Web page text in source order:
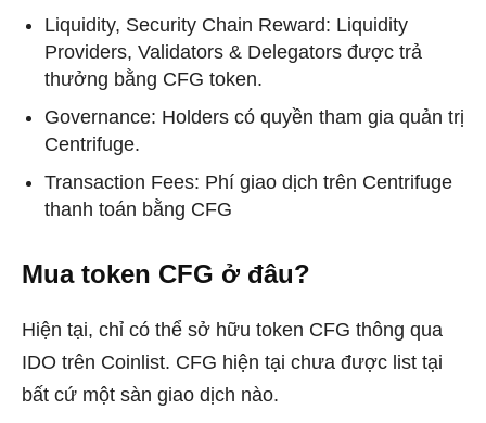
Liquidity, Security Chain Reward: Liquidity
Providers, Validators & Delegators được trả
thưởng bằng CFG token.
Governance: Holders có quyền tham gia quản trị
Centrifuge.
Transaction Fees: Phí giao dịch trên Centrifuge
thanh toán bằng CFG
Mua token CFG ở đâu?
Hiện tại, chỉ có thể sở hữu token CFG thông qua
IDO trên Coinlist. CFG hiện tại chưa được list tại
bất cứ một sàn giao dịch nào.